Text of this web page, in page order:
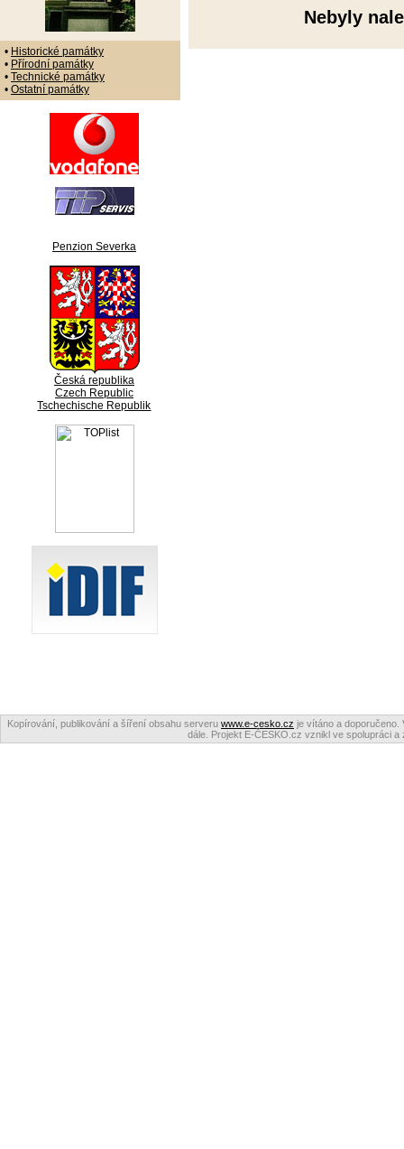
• Historické památky
• Přírodní památky
• Technické památky
• Ostatní památky
Penzion Severka
Česká republika
Czech Republic
Tschechische Republik
Nebyly
Kopírování, publikování a šíření obsahu serveru www.e-cesko.cz je vítáno a doporučeno.
dále. Projekt E-ČESKO.cz vznikl ve spolupráci